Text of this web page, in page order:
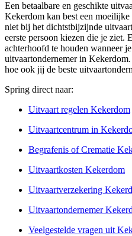
Een betaalbare en geschikte
Kekerdom kan best een
niet bij het dichtstbijzijnde
eerste persoon kiezen die je ziet.
achterhoofd te houden wanneer
uitvaartondernemer in
hoe ook jij de beste
Spring direct naar:
Uitvaart regelen Kekerdom
Uitvaartcentrum in
Begrafenis of Crematie
Uitvaartkosten Kekerdom
Uitvaartverzekering
Uitvaartondernemer
Veelgestelde vragen uit